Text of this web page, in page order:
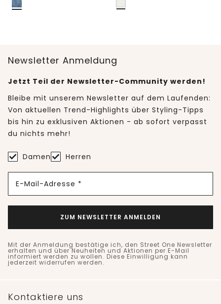
Newsletter Anmeldung
Jetzt Teil der Newsletter-Community werden!
Bleibe mit unserem Newsletter auf dem Laufenden:
Von aktuellen Trend-Highlights über Styling-Tipps
bis hin zu exklusiven Aktionen - ab sofort verpasst
du nichts mehr!
Damen Herren
E-Mail-Adresse *
ZUM NEWSLETTER ANMELDEN
Mit der Anmeldung bestätige ich, den Street One Newsletter
erhalten und über Neuheiten und Aktionen per E-Mail
informiert werden zu wollen. Diese Einwilligung kann
jederzeit widerrufen werden.
Kontaktiere uns